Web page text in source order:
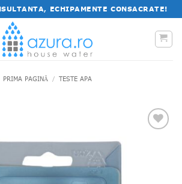
ECHIPAMENTE CONSACRATE!
PRIMA PAGINĂ / TESTE APA